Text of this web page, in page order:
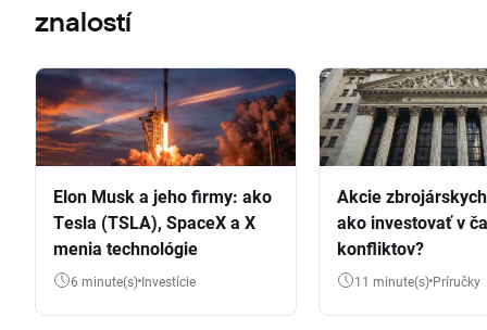
znalostí
Elon Musk a jeho firmy: ako
Tesla (TSLA), SpaceX a X
menia technológie
6 minute(s) Investície
Akcie
ako investovať v
konfliktov?
11 minute(s) Príručky